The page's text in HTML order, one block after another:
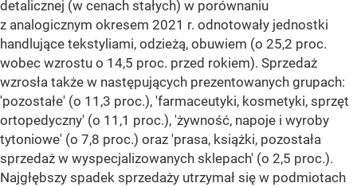
detalicznej (w cenach stałych) w porównaniu
z analogicznym okresem 2021 r. odnotowały jednostki
handlujące tekstyliami, odzieżą, obuwiem (o 25,2 proc.
wobec wzrostu o 14,5 proc. przed rokiem). Sprzedaż
wzrosła także w następujących prezentowanych grupach:
'pozostałe' (o 11,3 proc.), 'farmaceutyki, kosmetyki, sprzęt
ortopedyczny' (o 11,1 proc.), 'żywność, napoje i wyroby
tytoniowe' (o 7,8 proc.) oraz 'prasa, książki, pozostała
sprzedaż w wyspecjalizowanych sklepach' (o 2,5 proc.).
Najgłębszy spadek sprzedaży utrzymał się w podmiotach